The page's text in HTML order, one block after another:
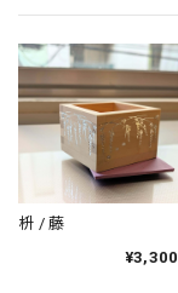
枡 / 藤
¥3,300